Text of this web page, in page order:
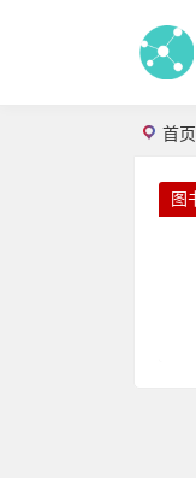
首页
图